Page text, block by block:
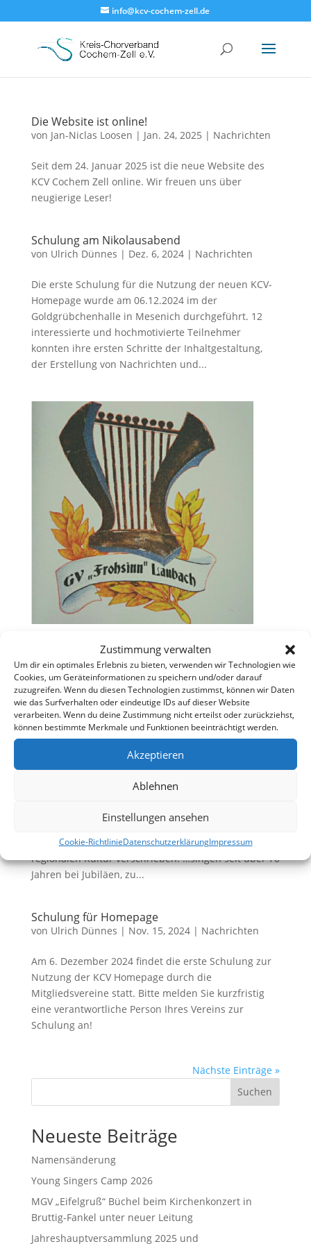
Zustimmung verwalten
Um dir ein optimales Erlebnis zu bieten, verwenden wir Technologien wie
Cookies, um Geräteinformationen zu speichern und/oder darauf
zuzugreifen. Wenn du diesen Technologien zustimmst, können wir Daten
wie das Surfverhalten oder eindeutige IDs auf dieser Website
verarbeiten. Wenn du deine Zustimmung nicht erteilst oder zurückziehst,
können bestimmte Merkmale und Funktionen beeinträchtigt werden.
Akzeptieren
Ablehnen
Einstellungen ansehen
Cookie-RichtlinieDatenschutzerklärungImpressum
info@kcv-cochem-zell.de
Die Website ist online!
von Jan-Niclas Loosen | Jan. 24, 2025 | Nachrichten
Seit dem 24. Januar 2025 ist die neue Website des
KCV Cochem Zell online. Wir freuen uns über
neugierige Leser!
Schulung am Nikolausabend
von Ulrich Dünnes | Dez. 6, 2024| Nachrichten
Die erste Schulung für die Nutzung der neuen KCV-
Homepage wurde am 06.12.2024 im der
Goldgrübchenhalle in Mesenich durchgeführt. 12
interessierte und hochmotivierte Teilnehmer
konnten ihre ersten Schritte der Inhaltgestaltung,
der Erstellung von Nachrichten und...
Ordentliche Mitgliederversammlung des
Gesangverein „Frohsinn“ 1921 Laubach e.V. am
Montag, den 25. November 2024, im
Bürgerhaus Laubach, um 20.15 Uhr.
vonGünter Gilles|Dez. 6, 2024|Nachrichten
Das ist der MGV „Eifelgruß“ Büchel
Dez. 6, 2024
Wir, der Männergesangverein MGV „Eifelgruß“ 1953
Büchel e.V.: …sind ein, beim Amtsgericht Koblenz
eingetragener Verein und haben uns der
Brauchtumspflege und Förderung unserer
regionalen Kultur verschrieben. …singen seit über 70
Jahren bei Jubiläen, zu...
Schulung für Homepage
von Ulrich Dünnes | Nov. 15, 2024| Nachrichten
Am 6. Dezember 2024 findet die erste Schulung zur
Nutzung der KCV Homepage durch die
Mitgliedsvereine statt. Bitte melden Sie kurzfristig
eine verantwortliche Person Ihres Vereins zur
Schulung an!
Nächste Einträge »
Suchen
Neueste Beiträge
Namensänderung
Young Singers Camp 2026
MGV „Eifelgruß“ Büchel beim Kirchenkonzert in
Bruttig-Fankel unter neuer Leitung
Jahreshauptversammlung 2025 und